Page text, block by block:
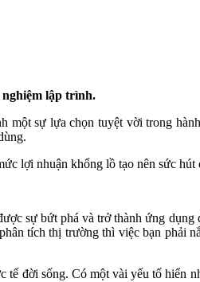
lập trình.
một sự lựa chọn tuyệt vời trong
lợi nhuận khổng lồ tạo nên sức
sự bứt phá và trở thành ứng
tích thị trường thì việc bạn phải
đời sống. Có một vài yếu tố hiển